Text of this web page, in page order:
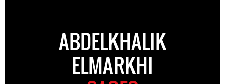
ABDELKHALIK
ELMARKHI